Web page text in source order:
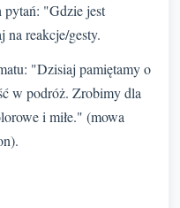
"Gdzie jest
reakcje/gesty.
"Dzisiaj pamiętamy o
w podróż. Zrobimy dla
i miłe." (mowa